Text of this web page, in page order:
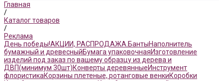
Главная
/
Каталог товаров
/
Реклама
День победы!АКЦИИ, РАСПРОДАЖА. БантыНаполнитель
бумажный и древесныйБумага упаковочнаяИзготовление
изделий под заказ по вашему образцу из дерева и
ДВП(минимум 30шт)Конверты деревянныеИнструмент
флористикаКорзины плетеные, ротанговые венкиКоробки